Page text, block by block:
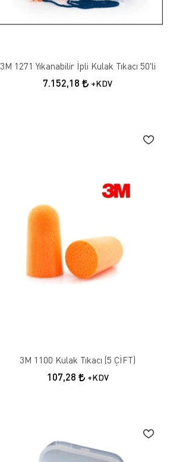
3M 1271 Yıkanabilir İpli Kulak Tıkacı 50'li
7.152,18 +KDV
3M 1100 Kulak Tıkacı (5 ÇİFT)
107,28 +KDV